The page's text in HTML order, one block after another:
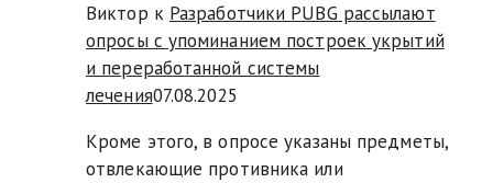
Виктор к Разработчики PUBG рассылают
опросы с упоминанием построек укрытий
и переработанной системы
лечения07.08.2025
Кроме этого, в опросе указаны предметы,
отвлекающие противника или